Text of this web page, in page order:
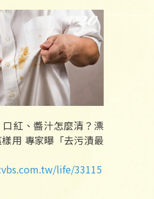
紅、醬汁怎麼清？漂
用 專家曝「去污漬最
life/33115